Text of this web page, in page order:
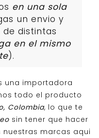
en una sola
un envio y
distintas
en el mismo
).
una importadora
todo el producto
Colombia, lo que te
sin tener que hacer
marcas aqui